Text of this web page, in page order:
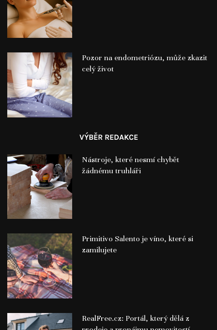
Pozor na endometriózu, může zkazit
celý život
VÝBĚR REDAKCE
Nástroje, které nesmí chybět
žádnému truhláři
Primitivo Salento je víno, které si
zamilujete
RealFree.cz: Portál, který dělá z